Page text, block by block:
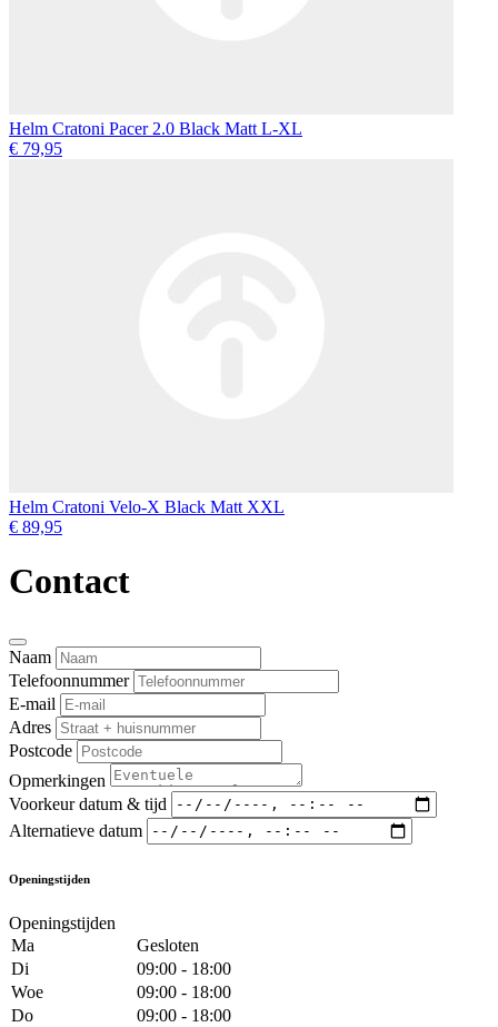
Helm Cratoni Pacer 2.0 Black Matt L-XL
€ 79,95
Helm Cratoni Velo-X Black Matt XXL
€ 89,95
Contact
Naam
Telefoonnummer
E-mail
Adres
Postcode
Opmerkingen
Voorkeur datum & tijd
Alternatieve datum
Openingstijden
Openingstijden
Ma
Gesloten
Di
09:00 - 18:00
Woe
09:00 - 18:00
Do
09:00 - 18:00